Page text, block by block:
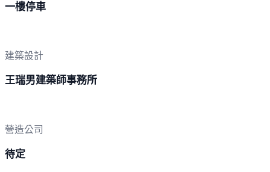
一樓停車
建築設計
王瑞男建築師事務所
營造公司
待定